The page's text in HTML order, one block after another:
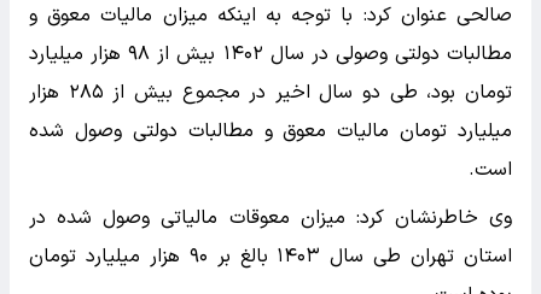
صالحی عنوان کرد: با توجه به اینکه میزان مالیات معوق و
مطالبات دولتی وصولی در سال ۱۴۰۲ بیش از ۹۸ هزار میلیارد
تومان بود، طی دو سال اخیر در مجموع بیش از ۲۸۵ هزار
میلیارد تومان مالیات معوق و مطالبات دولتی وصول شده
است.
وی خاطرنشان کرد: میزان معوقات مالیاتی وصول شده در
استان تهران طی سال ۱۴۰۳ بالغ بر ۹۰ هزار میلیارد تومان